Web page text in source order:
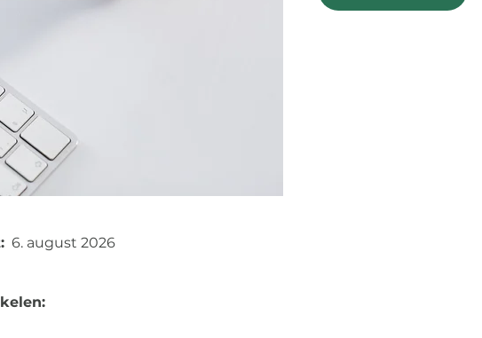
6. august 2026